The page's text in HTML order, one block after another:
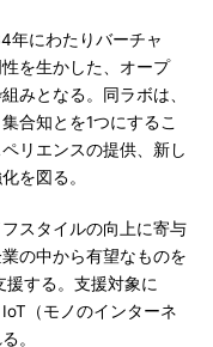
年にわたりバーチャ
を生かした、オープ
みとなる。同ラボは、
合知とを1つにするこ
リエンスの提供、新し
を図る。
スタイルの向上に寄与
の中から有望なものを
援する。支援対象に
（モノのインターネ
。